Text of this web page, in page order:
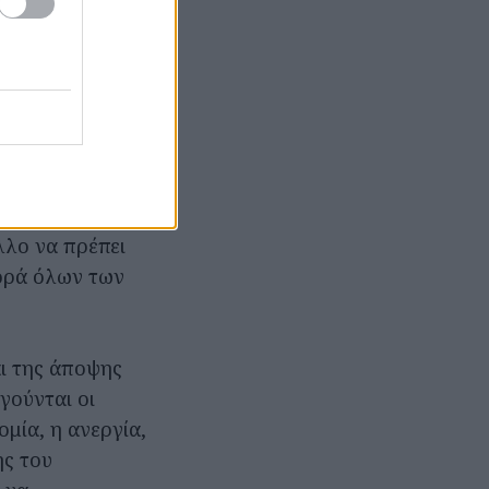
έννοια.
κάποιος
της
να πρέπει
όλων των
της άποψης
οι
η ανεργία,
του